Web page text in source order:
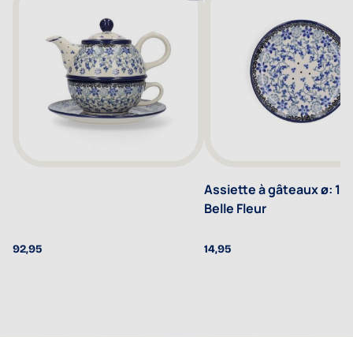
92,95
Assiette à gâteaux ø:
Belle Fleur
14,95